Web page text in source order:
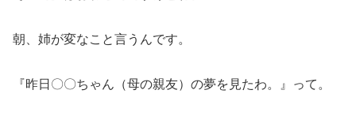
朝、姉が変なこと言うんです。
『昨日〇〇ちゃん（母の親友）の夢を見たわ。』って。